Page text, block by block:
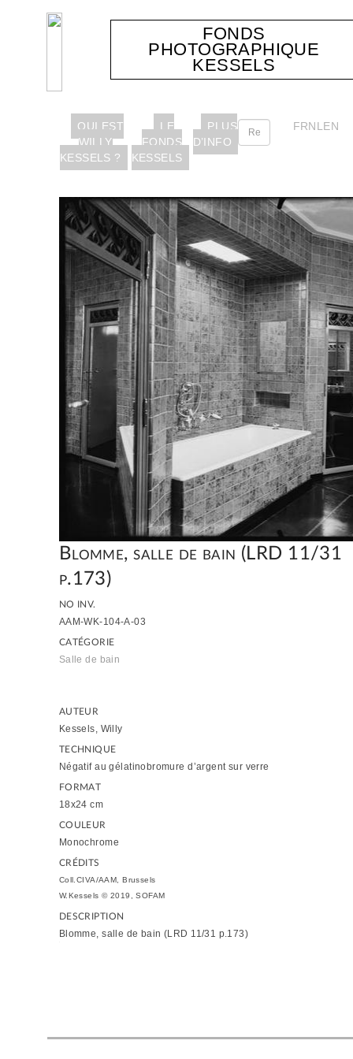
FONDS
PHOTOGRAPHIQUE
KESSELS
FRNL EN
QUI EST
WILLY
KESSELS ?
LE
FONDS
KESSELS
PLUS
D’INFO
Blomme, salle de bain (LRD 11/31
p.173)
NO INV.
AAM-WK-104-A-03
CATÉGORIE
Salle de bain
AUTEUR
Kessels, Willy
TECHNIQUE
Négatif au gélatinobromure d’argent sur verre
FORMAT
18x24 cm
COULEUR
Monochrome
CRÉDITS
Coll.CIVA/AAM, Brussels
W.Kessels © 2019, SOFAM
DESCRIPTION
Blomme, salle de bain (LRD 11/31 p.173)